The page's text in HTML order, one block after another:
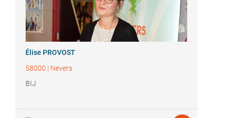
Élise PROVOST
58000 | Nevers
BIJ